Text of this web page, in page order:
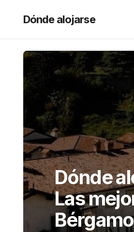
Dónde alojarse
Dónde
Las
Bérgamo